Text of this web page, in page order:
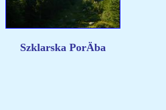
Szklarska PorÄba